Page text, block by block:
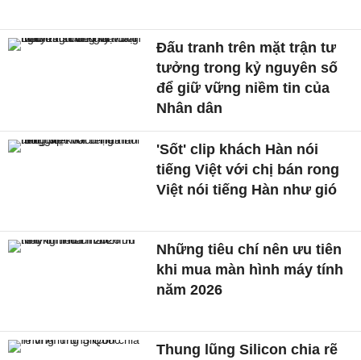
Đấu tranh trên mặt trận tư
tưởng trong kỷ nguyên số
để giữ vững niềm tin của
Nhân dân
'Sốt' clip khách Hàn nói
tiếng Việt với chị bán rong
Việt nói tiếng Hàn như gió
Những tiêu chí nên ưu tiên
khi mua màn hình máy tính
năm 2026
Thung lũng Silicon chia rẽ